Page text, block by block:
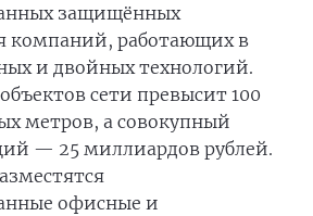
защищённых
компаний, работающих в
и двойных технологий.
сети превысит 100
метров, а совокупный
— 25 миллиардов рублей.
офисные и